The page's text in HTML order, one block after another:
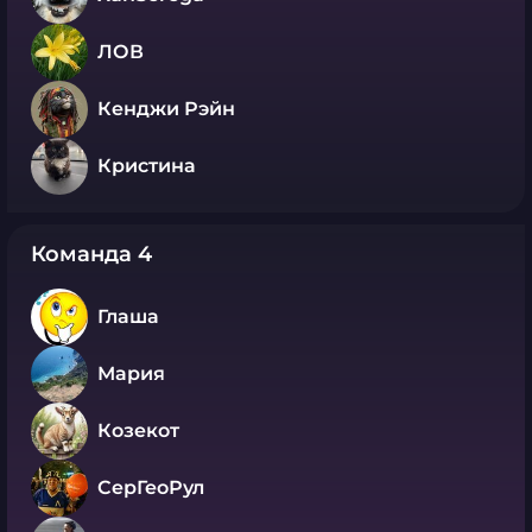
ЛОВ
Кенджи Рэйн
Кристина
Команда 4
Глаша
Мария
Козекот
СерГеоРул